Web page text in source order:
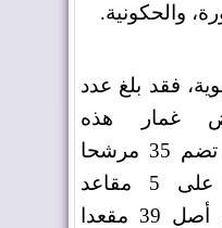
والحكونية.
فقد بلغ عدد
غمار هذه
الاستحقاقات 7 لوائح تضم 35 مرشحا
ومرشحة، يتنافسون على 5 مقاعد
المخصصة للإقليم من أصل 39 مقعدا